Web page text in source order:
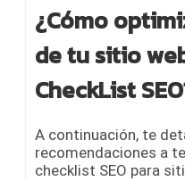
¿Cómo
de tu sitio
CheckList
A continuación, te
recomendaciones a
checklist SEO para